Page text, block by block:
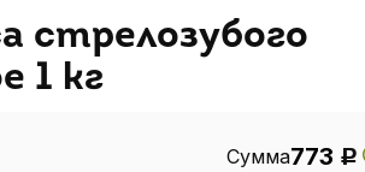
стрелозубого
1 кг
Сумма773 Р